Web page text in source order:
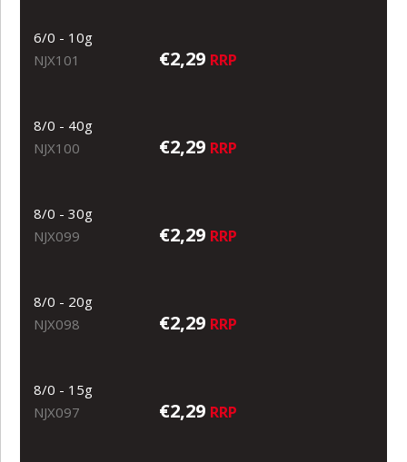
6/0 - 10g
NJX101
€2,29 RRP
8/0 - 40g
NJX100
€2,29 RRP
8/0 - 30g
NJX099
€2,29 RRP
8/0 - 20g
NJX098
€2,29 RRP
8/0 - 15g
NJX097
€2,29 RRP